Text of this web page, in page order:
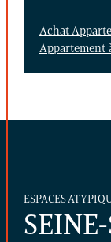
Achat
Appartement
ESPACES